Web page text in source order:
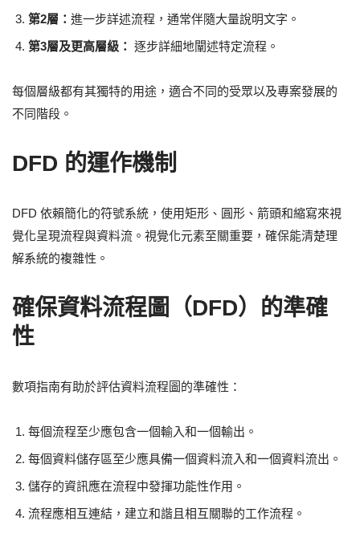
第2層： 進一步詳述流程，通常伴隨大量說明文字。
第3層及更高層級： 逐步詳細地闡述特定流程。
每個層級都有其獨特的用途，適合不同的受眾以及專案發展的
不同階段。
DFD 的運作機制
DFD 依賴簡化的符號系統，使用矩形、圓形、箭頭和縮寫來視
覺化呈現流程與資料流。視覺化元素至關重要，確保能清楚理
解系統的複雜性。
確保資料流程圖（DFD）的準確
性
數項指南有助於評估資料流程圖的準確性：
每個流程至少應包含一個輸入和一個輸出。
每個資料儲存區至少應具備一個資料流入和一個資料流出。
儲存的資訊應在流程中發揮功能性作用。
流程應相互連結，建立和諧且相互關聯的工作流程。